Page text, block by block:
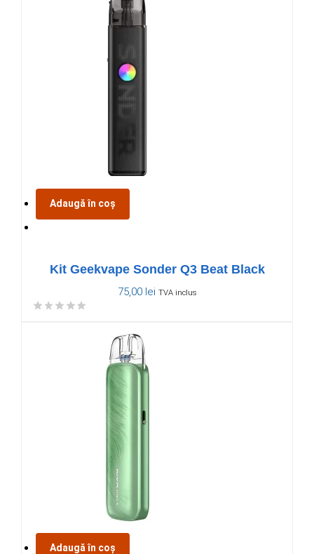
Adaugă în coș
Kit Geekvape Sonder Q3 Beat Black
75,00 lei TVA inclus
Adaugă în coș